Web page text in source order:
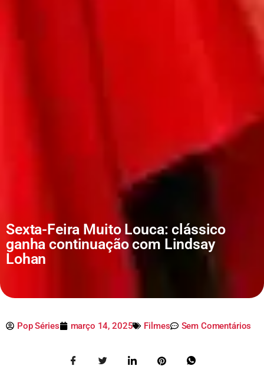
Sexta-Feira Muito Louca: clássico
ganha continuação com Lindsay
Lohan
Pop Séries março 14, 2025 Filmes Sem Comentários